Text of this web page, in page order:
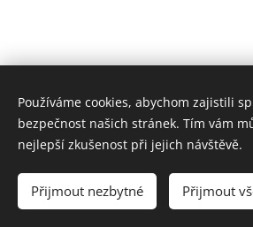
© 2019-2026 VZS ČČK Mladá
Vytvořeno službou Webnode
Používáme cookies, abychom zajistili
bezpečnost našich stránek. Tím vám
nejlepší zkušenost při jejich návštěvě.
Přijmout nezbytné Přijmout